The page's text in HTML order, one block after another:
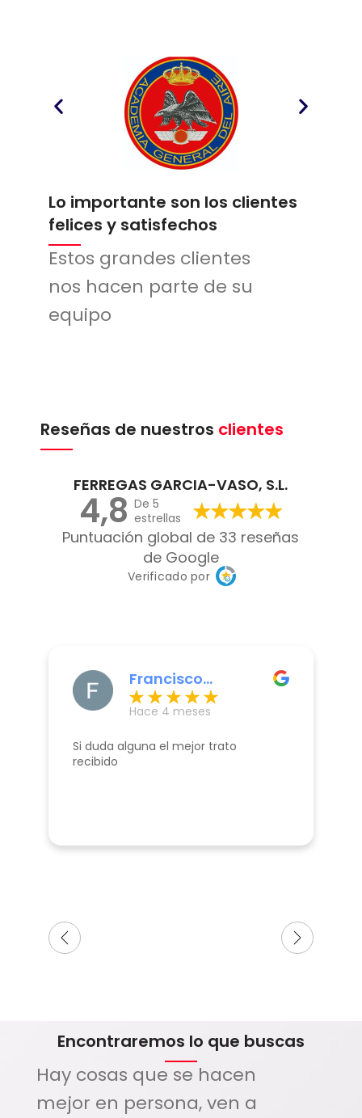
Lo importante son los clientes
felices y satisfechos
Estos grandes clientes
nos hacen parte de su
equipo
Reseñas de nuestros clientes
FERREGAS GARCIA-VASO, S.L.
4,8 De 5
estrellas
Puntuación global de 33 reseñas
de Google
Verificado por
Francisco
Martinez Ayala
Hace 4 meses
Si duda alguna el mejor trato
recibido
Encontraremos lo que buscas
Hay cosas que se hacen
mejor en persona, ven a